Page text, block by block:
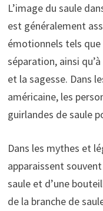
L’image du saule
est généralement
émotionnels tels
séparation, ainsi
et la sagesse. Dans
américaine, les
guirlandes de saule
Dans les mythes et
apparaissent
saule et d’une
de la branche de